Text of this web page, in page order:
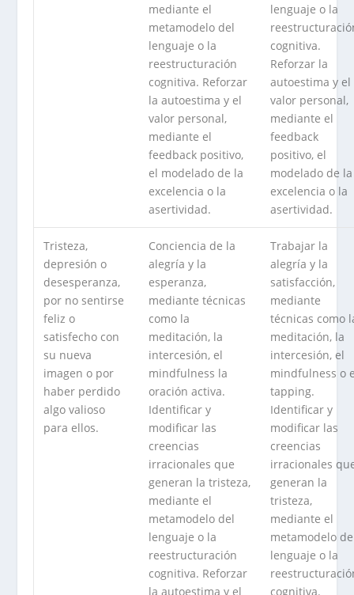
mediante el
metamodelo del
lenguaje o la
reestructuración
cognitiva. Reforzar
la autoestima y el
valor personal,
mediante el
feedback positivo,
el modelado de la
excelencia o la
asertividad.
lenguaje o la
cognitiva.
Reforzar la
autoestima y el
valor personal,
mediante el
feedback
positivo, el
modelado de la
excelencia o la
asertividad.
Tristeza,
depresión o
desesperanza,
por no sentirse
feliz o
satisfecho con
su nueva
imagen o por
haber perdido
algo valioso
para ellos.
Conciencia de la
alegría y la
esperanza,
mediante técnicas
como la
meditación, la
intercesión, el
mindfulness la
oración activa.
Identificar y
modificar las
creencias
irracionales que
generan la tristeza,
mediante el
metamodelo del
lenguaje o la
reestructuración
cognitiva. Reforzar
la autoestima y el
Trabajar la
alegría y la
satisfacción,
mediante
técnicas como
meditación, la
intercesión, el
mindfulness o
tapping.
Identificar y
modificar las
creencias
irracionales
generan la
tristeza,
mediante el
metamodelo
lenguaje o la
cognitiva.